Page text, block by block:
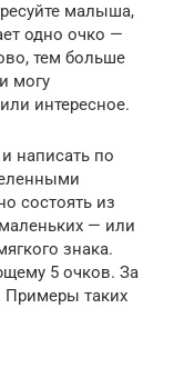
малыша,
одно очко —
тем больше
могу
интересное.
написать по
состоять из
— или
знака.
5 очков. За
Примеры таких